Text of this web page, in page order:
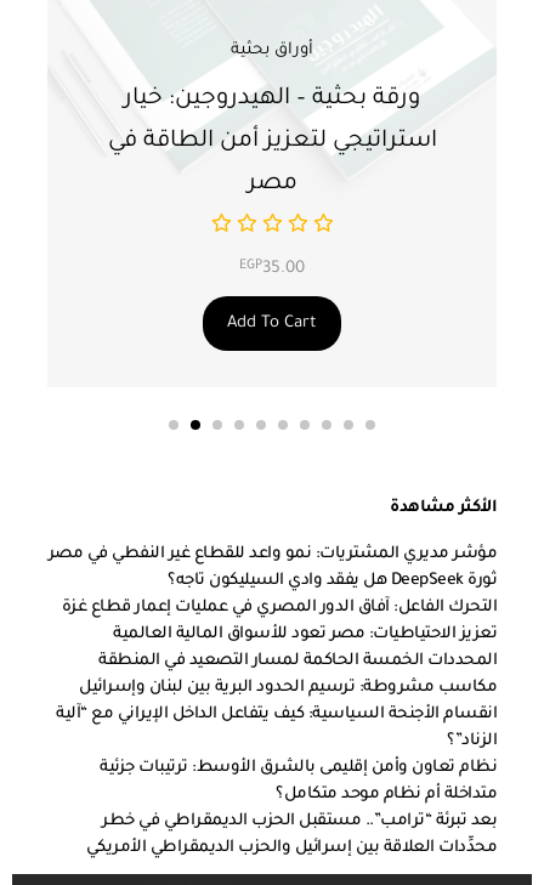
أوراق بحثية
ورقة بحثية – الهيدروجين: خيار
استراتيجي لتعزيز أمن الطاقة في
مصر
EGP35.00
Add To Cart
الأكثر مشاهدة
مؤشر مديري المشتريات: نمو واعد للقطاع غير النفطي في مصر
ثورة DeepSeek هل يفقد وادي السيليكون تاجه؟
التحرك الفاعل: آفاق الدور المصري في عمليات إعمار قطاع غزة
تعزيز الاحتياطيات: مصر تعود للأسواق المالية العالمية
المحددات الخمسة الحاكمة لمسار التصعيد في المنطقة
مكاسب مشروطة: ترسيم الحدود البرية بين لبنان وإسرائيل
انقسام الأجنحة السياسية: كيف يتفاعل الداخل الإيراني مع “آلية
الزناد”؟
نظام تعاون وأمن إقليمى بالشرق الأوسط: ترتيبات جزئية
متداخلة أم نظام موحد متكامل؟
بعد تبرئة “ترامب”.. مستقبل الحزب الديمقراطي في خطر
محدِّدات العلاقة بين إسرائيل والحزب الديمقراطي الأمريكي